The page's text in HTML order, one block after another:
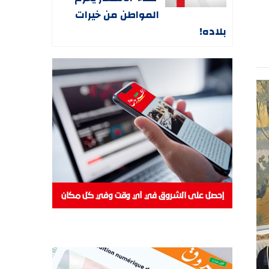
المواطن من خيرات
بلاده!